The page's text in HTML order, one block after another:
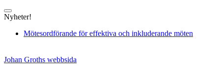
to
Nyheter!
Mötesordförande för effektiva och inkluderande möten
Johan Groths webbsida